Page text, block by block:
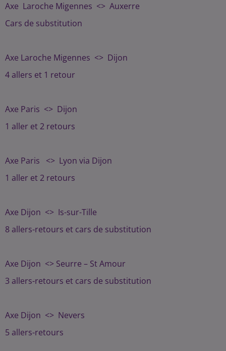
Axe Laroche Migennes <> Auxerre
Cars de substitution
Axe Laroche Migennes <> Dijon
4 allers et 1 retour
Axe Paris <> Dijon
1 aller et 2 retours
Axe Paris <> Lyon via Dijon
1 aller et 2 retours
Axe Dijon <> Is-sur-Tille
8 allers-retours et cars de substitution
Axe Dijon <> Seurre – St Amour
3 allers-retours et cars de substitution
Axe Dijon <> Nevers
5 allers-retours